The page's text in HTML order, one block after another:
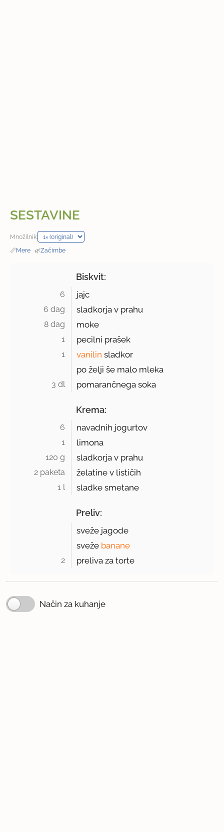
SESTAVINE
Množilnik:
📏Mere · 🌿Začimbe
Biskvit:
6 jajc
6 dag sladkorja v prahu
8 dag moke
1 pecilni prašek
1 vanilin sladkor
po želji še malo mleka
3 dl pomarančnega soka
Krema:
6 navadnih jogurtov
1 limona
120 g sladkorja v prahu
2 paketa želatine v lističih
1 l sladke smetane
Preliv:
sveže jagode
sveže banane
2 preliva za torte
Način za kuhanje